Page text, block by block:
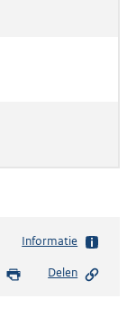
Informatie
Delen